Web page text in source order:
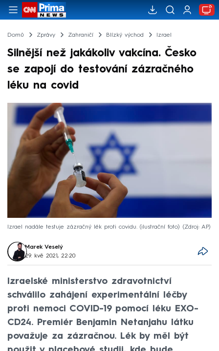
Domů Zprávy Zahraničí Blízký východ Izrael
Silnější než jakákoliv vakcína. Česko
se zapojí do testování zázračného
léku na covid
Izrael nadále testuje zázračný lék proti covidu. (ilustrační foto) Zdroj: AP
Marek Veselý
29. kvě 2021, 22:20
Izraelské ministerstvo zdravotnictví
schválilo zahájení experimentální léčby
proti nemoci COVID-19 pomocí léku EXO-
CD24. Premiér Benjamin Netanjahu látku
považuje za zázračnou. Lék by měl být